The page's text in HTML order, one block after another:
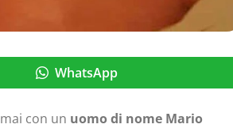
WhatsApp
con un uomo di nome Mario